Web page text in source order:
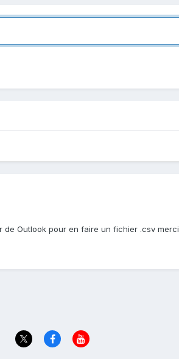
de Outlook pour en faire un fichier .csv merci